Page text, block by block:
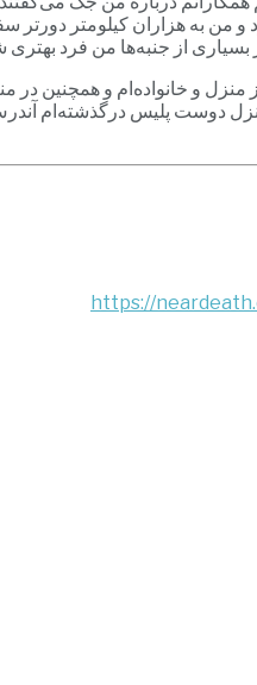
و من به هزاران کیلومتر دورتر
بسیاری از جنبه‌ها من فرد
و خانواده‌ام و همچنین در
دوست پلیس درگذشته‌ام
https://